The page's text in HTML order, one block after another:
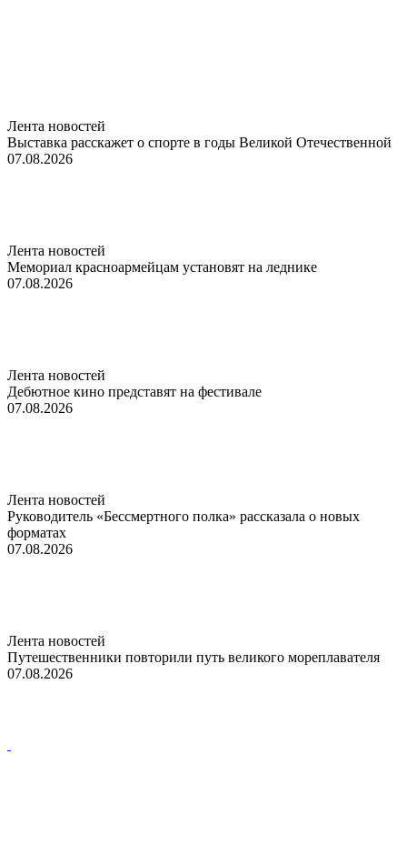
Лента новостей
Выставка расскажет о спорте в годы Великой Отечественной
07.08.2026
Лента новостей
Мемориал красноармейцам установят на леднике
07.08.2026
Лента новостей
Дебютное кино представят на фестивале
07.08.2026
Лента новостей
Руководитель «Бессмертного полка» рассказала о новых
форматах
07.08.2026
Лента новостей
Путешественники повторили путь великого мореплавателя
07.08.2026